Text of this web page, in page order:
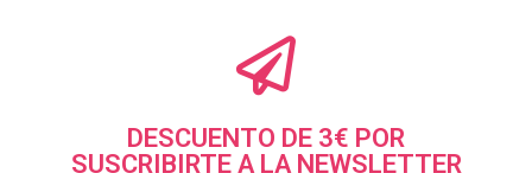
DESCUENTO DE 3€ POR
SUSCRIBIRTE A LA NEWSLETTER